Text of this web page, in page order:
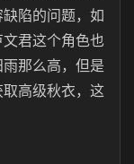
陷的问题，如
君这个角色也
那么高，但是
高级秋衣，这